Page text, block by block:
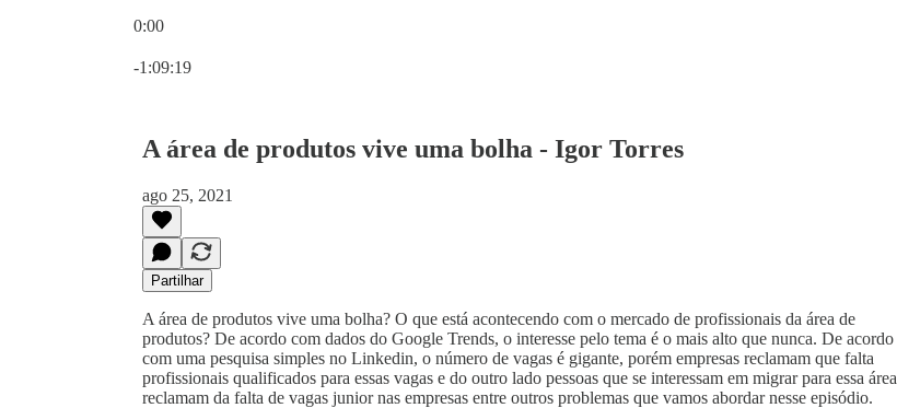
0:00
-1:09:19
A área de produtos vive uma bolha - Igor Torres
ago 25, 2021
Partilhar
A área de produtos vive uma bolha? O que está acontecendo com o mercado de profissionais da área de
produtos? De acordo com dados do Google Trends, o interesse pelo tema é o mais alto que nunca. De acordo
com uma pesquisa simples no Linkedin, o número de vagas é gigante, porém empresas reclamam que falta
profissionais qualificados para essas vagas e do outro lado pessoas que se interessam em migrar para essa área
reclamam da falta de vagas junior nas empresas entre outros problemas que vamos abordar nesse episódio.